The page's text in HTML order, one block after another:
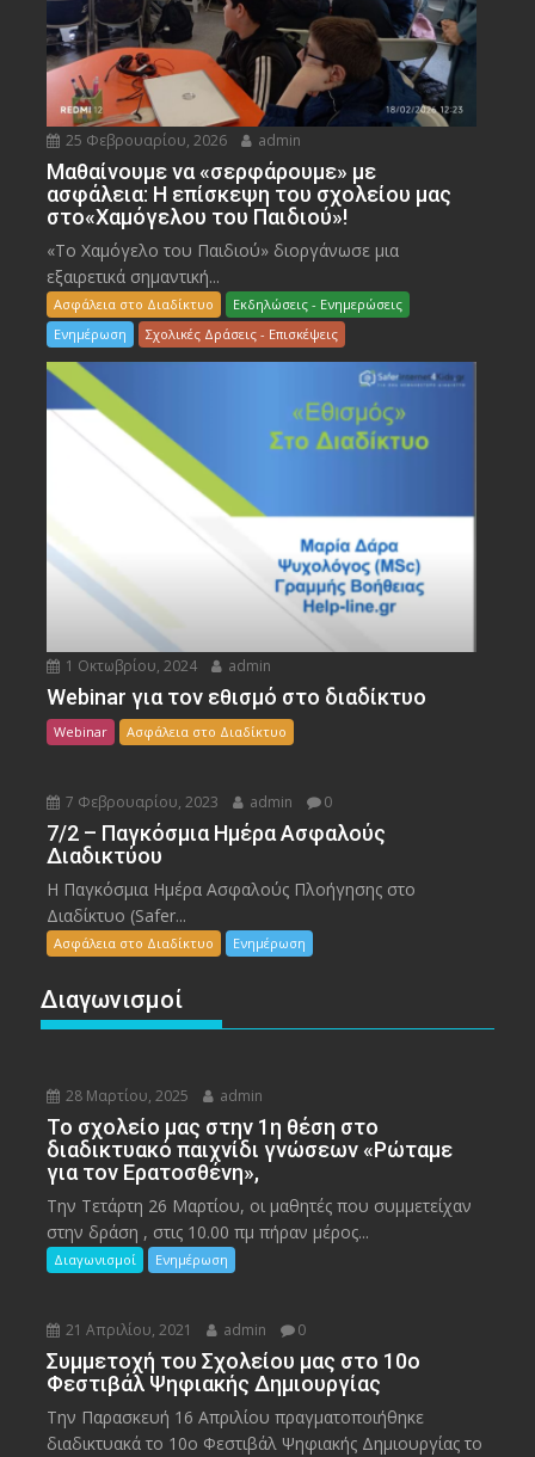
25 Φεβρουαρίου, 2026 admin
Μαθαίνουμε να «σερφάρουμε» με
ασφάλεια: Η επίσκεψη του σχολείου μας
στο«Χαμόγελου του Παιδιού»!
«Το Χαμόγελο του Παιδιού» διοργάνωσε μια
εξαιρετικά σημαντική...
Ασφάλεια στο Διαδίκτυο
Εκδηλώσεις - Ενημερώσεις
Ενημέρωση
Σχολικές Δράσεις - Επισκέψεις
1 Οκτωβρίου, 2024 admin
Webinar για τον εθισμό στο διαδίκτυο
Webinar Ασφάλεια στο Διαδίκτυο
7 Φεβρουαρίου, 2023 admin 0
7/2 – Παγκόσμια Ημέρα Ασφαλούς
Διαδικτύου
Η Παγκόσμια Ημέρα Ασφαλούς Πλοήγησης στο
Διαδίκτυο (Safer...
Ασφάλεια στο Διαδίκτυο Ενημέρωση
Διαγωνισμοί
28 Μαρτίου, 2025 admin
To σχολείο μας στην 1η θέση στο
διαδικτυακό παιχνίδι γνώσεων «Ρώταμε
για τον Ερατοσθένη»,
Την Τετάρτη 26 Μαρτίου, οι μαθητές που συμμετείχαν
στην δράση , στις 10.00 πμ πήραν μέρος...
Διαγωνισμοί Ενημέρωση
21 Απριλίου, 2021 admin 0
Συμμετοχή του Σχολείου μας στο 10ο
Φεστιβάλ Ψηφιακής Δημιουργίας
Την Παρασκευή 16 Απριλίου πραγματοποιήθηκε
διαδικτυακά το 10ο Φεστιβάλ Ψηφιακής Δημιουργίας το